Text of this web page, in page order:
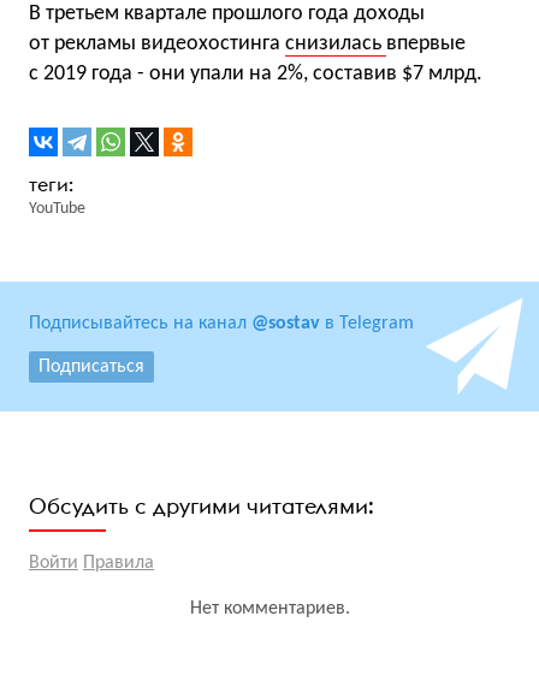
В третьем квартале прошлого года доходы
от рекламы видеохостинга снизилась впервые
с 2019 года - они упали на 2%, составив $7 млрд.
YouTube
Подписывайтесь на канал @sostav в Telegram
Подписаться
Обсудить с другими читателями:
Войти Правила
Нет комментариев.